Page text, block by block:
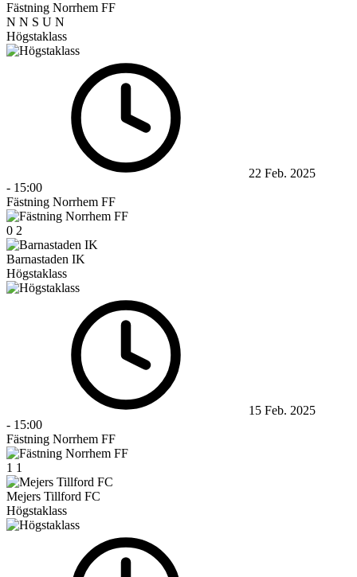
Fästning Norrhem FF
N N S U N
Högstaklass
22 Feb. 2025
- 15:00
Fästning Norrhem FF
0 2
Barnastaden IK
Högstaklass
15 Feb. 2025
- 15:00
Fästning Norrhem FF
1 1
Mejers Tillford FC
Högstaklass